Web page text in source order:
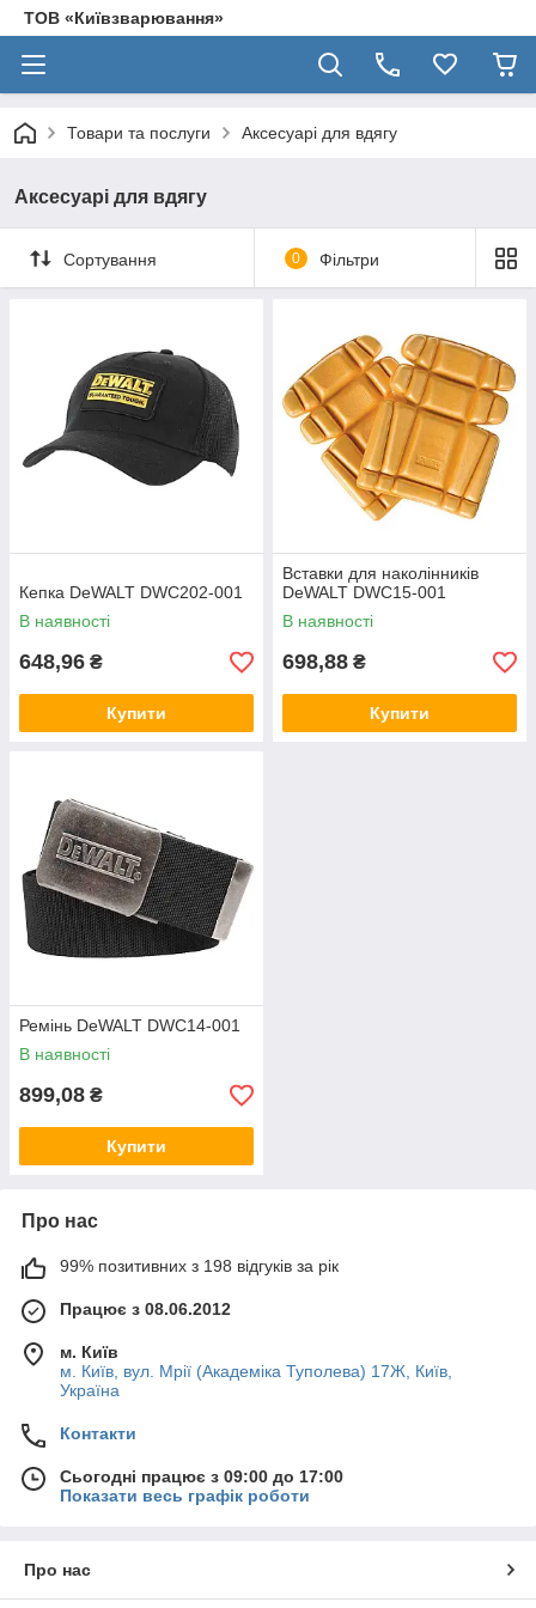
ТОВ «Київзварювання»
Товари та послуги Аксесуарі для вдягу
Аксесуарі для вдягу
Сортування 0 Фільтри
Кепка DeWALT DWC202-001
В наявності
648,96 ₴
Купити
Вставки для наколінників
DeWALT DWC15-001
В наявності
698,88 ₴
Купити
Ремінь DeWALT DWC14-001
В наявності
899,08 ₴
Купити
Про нас
99% позитивних з 198 відгуків за рік
Працює з 08.06.2012
м. Київ
м. Київ, вул. Мрії (Академіка Туполева) 17Ж, Київ,
Україна
Контакти
Сьогодні працює з 09:00 до 17:00
Показати весь графік роботи
Про нас